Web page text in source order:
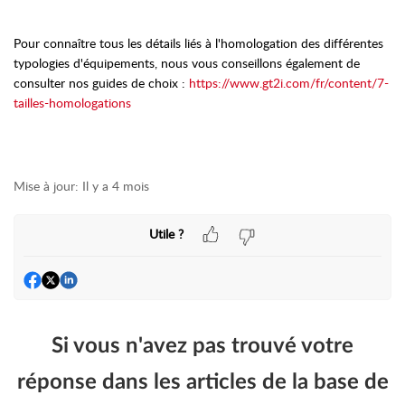
Pour connaître tous les détails liés à l'homologation des différentes
typologies d'équipements, nous vous conseillons également de
consulter nos guides de choix : https://www.gt2i.com/fr/content/7-
tailles-homologations
Mise à jour: Il y a 4 mois
Utile ?
Si vous n'avez pas trouvé votre
réponse dans les articles de la base de